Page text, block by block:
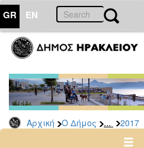
GR EN
Αρχική Ο Δήμος ... 2017
ΔΗΜΟΣ
Δελτία
Τύπου
Αρχείο
2026